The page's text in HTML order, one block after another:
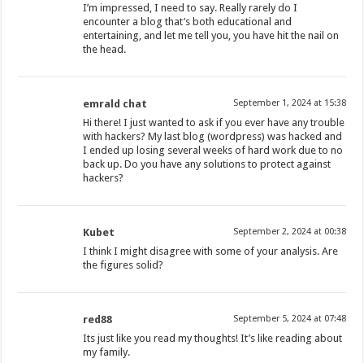
I’m impressed, I need to say. Really rarely do I
encounter a blog that’s both educational and
entertaining, and let me tell you, you have hit the nail on
the head.
emrald chat September 1, 2024 at 15:38
Hi there! I just wanted to ask if you ever have any trouble
with hackers? My last blog (wordpress) was hacked and
I ended up losing several weeks of hard work due to no
back up. Do you have any solutions to protect against
hackers?
Kubet September 2, 2024 at 00:38
I think I might disagree with some of your analysis. Are
the figures solid?
red88 September 5, 2024 at 07:48
Its just like you read my thoughts! It’s like reading about
my family.